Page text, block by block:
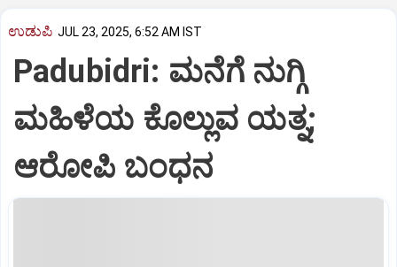
ಉಡುಪಿ JUL 23, 2025, 6:52 AM IST
Padubidri: ಮನೆಗೆ ನುಗ್ಗಿ
ಮಹಿಳೆಯ ಕೊಲ್ಲುವ ಯತ್ನ;
ಆರೋಪಿ ಬಂಧನ